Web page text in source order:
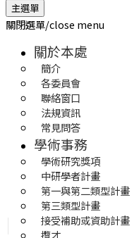
主選單
關閉選單/close menu
關於本處
簡介
各委員會
聯絡窗口
法規資訊
常見問答
學術事務
學術研究獎項
中研學者計畫
第一與第二類型計畫
第三類型計畫
接受補助或資助計畫
攬才